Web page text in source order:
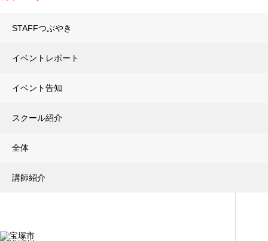
STAFFつぶやき
イベントレポート
イベント告知
スクール紹介
全体
講師紹介